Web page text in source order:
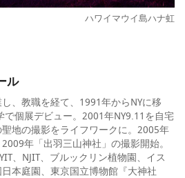
ハワイマウイ島ハナ虹
ル
、教職を経て、1991年からNYに移
個展デビュー。2001年NY9.11を自宅
地の撮影をライフワークに。2005年
年「出羽三山神社」の撮影開始。
、NJIT、ブルックリン植物園、イス
本庭園、東京国立博物館『大神社